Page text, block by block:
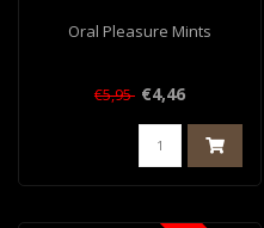
Oral Pleasure Mints
€5,95 €4,46